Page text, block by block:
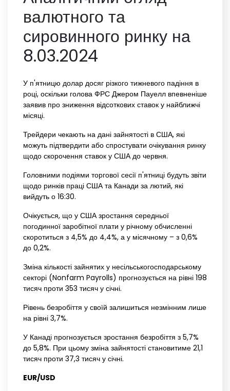
валютного та
сировинного ринку на
8.03.2024
У п'ятницю долар досяг різкого тижневого падіння в
році, оскільки голова ФРС Джером Пауелл впевненіше
заявив про зниження відсоткових ставок у найближчі
місяці.
Трейдери чекають на дані зайнятості в США, які
можуть підтвердити або спростувати очікування ринку
щодо скорочення ставок у США до червня.
Головними подіями торгової сесії п'ятниці будуть звіти
щодо ринків праці США та Канади за лютий, які
вийдуть о 16:30.
Очікується, що у США зростання середньої
погодинної заробітної плати у річному обчисленні
скоротиться з 4,5% до 4,4%, а у місячному – з 0,6%
до 0,2%.
Зміна кількості зайнятих у несільськогосподарському
секторі (Nonfarm Payrolls) прогнозується на рівні 198
тисяч проти 353 тисяч у січні.
Рівень безробіття у своїй залишиться незмінним лише
на рівні 3,7%.
У Канаді прогнозується зростання безробіття з 5,7%
до 5,8%. При цьому зміна зайнятості становитиме 21,1
тисяч проти 37,3 тисяч у січні.
EUR/USD